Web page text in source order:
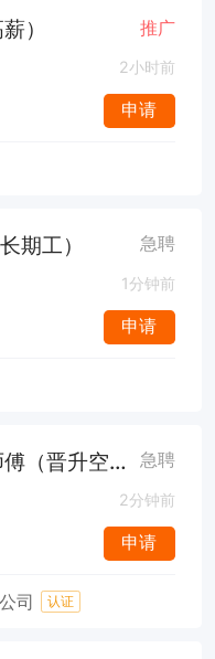
） 推广
2小时前
申请
期工） 急聘
1分钟前
申请
招断桥铝组装师傅/ 安装师傅（晋升空间） 急聘
2分钟前
申请
司 认证